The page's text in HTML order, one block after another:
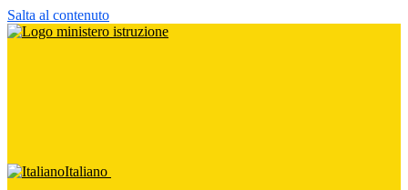
Salta al contenuto
Italiano